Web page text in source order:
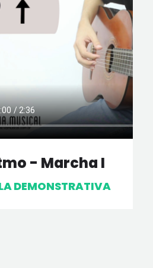
- Marcha I
DEMONSTRATIVA